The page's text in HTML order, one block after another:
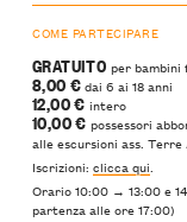
COME PARTECIPARE
GRATUITO per bambini
8,00 €dai 6 ai 18 anni
12,00 € intero
10,00 € possessori
alle escursioni ass.
Iscrizioni: clicca qui.
Orario 10:00 → 13:00 e
partenza alle ore 17:00)